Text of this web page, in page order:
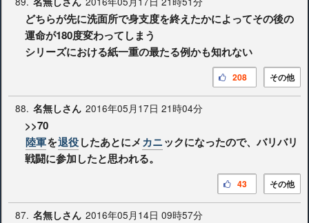
どちらが先に洗面所で身支度を終えたかによってその後の
運命が180度変わってしまう
シリーズにおける紙一重の最たる例かも知れない
その他
208
88. 名無しさん 2016年05月17日 21時04分
>>70
陸軍を退役したあとにメカニックになったので、バリバリ
戦闘に参加したと思われる。
その他
43
87. 名無しさん 2016年05月14日 09時57分